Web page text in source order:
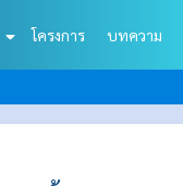
โครงการ บทความ